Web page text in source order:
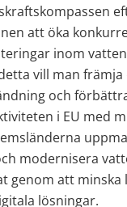
att öka
inom
vill man främja
och
i EU med
modernisera
genom att minska
lösningar.